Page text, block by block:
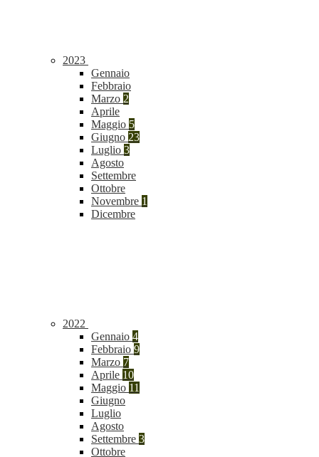
2023
Gennaio
Febbraio
Marzo 2
Aprile
Maggio 5
Giugno 23
Luglio 3
Agosto
Settembre
Ottobre
Novembre 1
Dicembre
2022
Gennaio 4
Febbraio 9
Marzo 7
Aprile 10
Maggio 11
Giugno
Luglio
Agosto
Settembre 3
Ottobre